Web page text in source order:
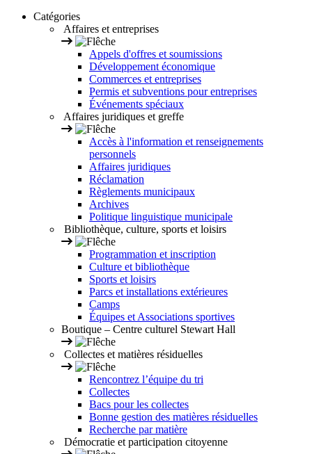
Catégories
Affaires et entreprises
Appels d'offres et soumissions
Développement économique
Commerces et entreprises
Permis et subventions pour entreprises
Événements spéciaux
Affaires juridiques et greffe
Accès à l'information et renseignements
personnels
Affaires juridiques
Réclamation
Règlements municipaux
Archives
Politique linguistique municipale
Bibliothèque, culture, sports et loisirs
Programmation et inscription
Culture et bibliothèque
Sports et loisirs
Parcs et installations extérieures
Camps
Équipes et Associations sportives
Boutique – Centre culturel Stewart Hall
Collectes et matières résiduelles
Rencontrez l’équipe du tri
Collectes
Bacs pour les collectes
Bonne gestion des matières résiduelles
Recherche par matière
Démocratie et participation citoyenne